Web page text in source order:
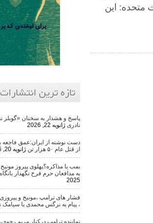
این
تازه ترین انتشارات
پاسخ و هشدار به سخنان «گوبلز نشان
ژانویه 22, 2026
دست نوشته از ایران:عمق فاجعه بیش از
از قتل عام ۵۰ هزار تن
ژانویه 20, 2026
بمب یا مذاکره؟پهلوی پیروز مونیخ و
به مدافعان حرم فرخ نگهدار بانگاه
فشار های ترامپ ،مونیخ و پیروزی
، پیام به نرگس محمدی با سیامک نادری
نماینده ترامپ درکنار مریم رجوی،